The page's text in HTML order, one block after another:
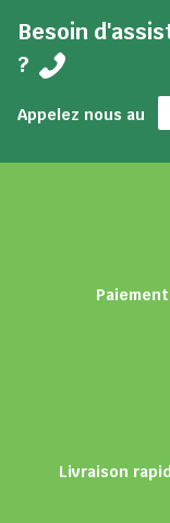
Besoin
?
Appelez nous au
Livraison